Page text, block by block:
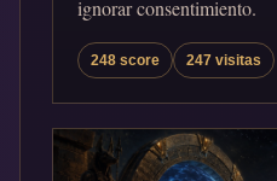
ignorar consentimiento.
248 score 247 visitas